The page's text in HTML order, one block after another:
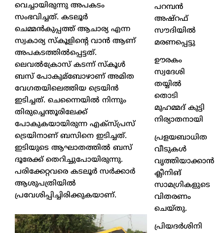
വെച്ചായിരുന്നു അപകടം
സംഭവിച്ചത്. കടലൂര്‍
ചെമ്മന്‍കുപ്പത്ത് ആചാര്യ എന്ന
സ്വകാര്യ സ്‌കൂളിന്റെ വാന്‍ ആണ്
അപകടത്തില്‍പ്പെട്ടത്.
ലെവല്‍ക്രോസ് കടന്ന് സ്‌കൂള്‍
ബസ് പോകുമ്ബോഴാണ് അമിത
വേഗതയിലെത്തിയ ട്രെയിന്‍
ഇടിച്ചത്. ചെന്നൈയില്‍ നിന്നും
തിരുച്ചെന്തൂരിലേക്ക്
പോകുകയായിരുന്ന എക്‌സ്പ്രസ്
ട്രെയിനാണ് ബസിനെ ഇടിച്ചത്.
ഇടിയുടെ ആഘാതത്തില്‍ ബസ്
ദൂരേക്ക് തെറിച്ചുപോയിരുന്നു.
പരിക്കേറ്റവരെ കടലൂര്‍ സര്‍ക്കാര്‍
ആശുപത്രിയില്‍
പ്രവേശിപ്പിച്ചിരിക്കുകയാണ്.
പറമ്പൻ
അഷ്‌റഫ്
സൗദിയിൽ
മരണപ്പെട്ടു
ഊരകം
സ്വദേശി
തയ്യിൽ
തൊടി
മുഹമ്മദ് കുട്ടി
നിര്യാതനായി
പ്രളയബാധിത
വീടുകൾ
വൃത്തിയാക്കാൻ
ക്ലീനിങ്
സാമഗ്രികളുടെ
വിതരണം
ചെയ്തു.
പ്രിയദർശിനി